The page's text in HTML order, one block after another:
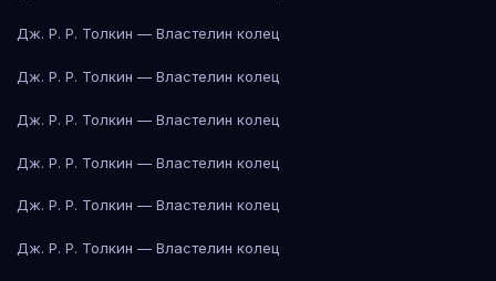
Дж. Р. Р. Толкин — Властелин колец
Дж. Р. Р. Толкин — Властелин колец
Дж. Р. Р. Толкин — Властелин колец
Дж. Р. Р. Толкин — Властелин колец
Дж. Р. Р. Толкин — Властелин колец
Дж. Р. Р. Толкин — Властелин колец